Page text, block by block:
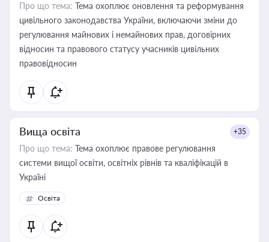
Про що тема: Тема охоплює оновлення та реформування
цивільного законодавства України, включаючи зміни до
регулювання майнових і немайнових прав, договірних
відносин та правового статусу учасників цивільних
правовідносин
Вища освіта +35
Про що тема: Тема охоплює правове регулювання
системи вищої освіти, освітніх рівнів та кваліфікацій в
Україні
Освіта